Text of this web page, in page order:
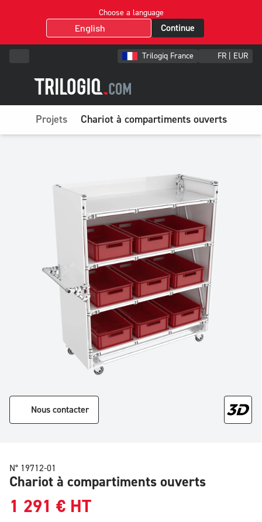
Choose a language
Continue
Trilogiq France FR | EUR
Projets Chariot à compartiments ouverts
Nous contacter
N° 19712-01
Chariot à compartiments ouverts
1 291 € HT